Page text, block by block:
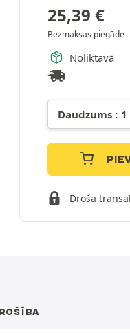
25,39 €
Bezmaksas piegāde
Noliktavā
Droša